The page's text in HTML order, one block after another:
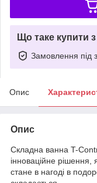
Що таке купити
Замовлення під
Опис
Опис
Складна ванна T-
інноваційне рішення,
стане в нагоді в